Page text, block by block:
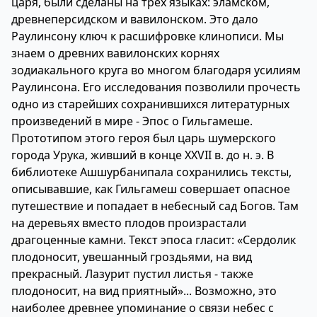
древнеперсидском и вавилонском. Это дало
Раулинсону ключ к расшифровке клинописи. Мы
знаем о древних вавилонских корнях
зодиакального круга во многом благодаря усилиям
Раулинсона. Его исследования позволили прочесть
одно из старейших сохранившихся литературных
произведений в мире - Эпос о Гильгамеше.
Прототипом этого героя был царь шумерского
города Урука, живший в конце XXVII в. до н. э. В
библиотеке Ашшурбанипала сохранились тексты,
описывавшие, как Гильгамеш совершает опасное
путешествие и попадает в небесный сад Богов. Там
на деревьях вместо плодов произрастали
драгоценные камни. Текст эпоса гласит: «Сердолик
плодоносит, увешанный гроздьями, на вид
прекрасный. Лазурит пустил листья - также
плодоносит, на вид приятный»... Возможно, это
наиболее древнее упоминание о связи небес с